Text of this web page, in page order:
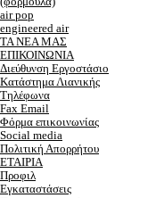
air pop
engineered air
ΤΑ ΝΕΑ ΜΑΣ
ΕΠΙΚΟΙΝΩΝΙΑ
Διεύθυνση Εργοστάσιο
Κατάστημα Λιανικής
Τηλέφωνα
Fax Email
Φόρμα επικοινωνίας
Social media
Πολιτική Απορρήτου
ΕΤΑΙΡΙΑ
Προφιλ
Εγκαταστάσεις